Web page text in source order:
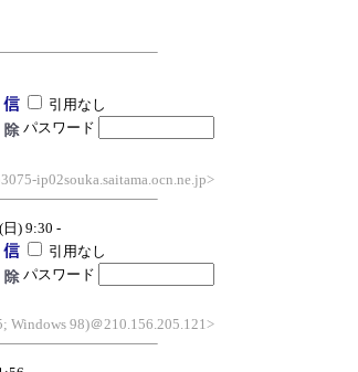
引用なし
パスワード
ip02souka.saitama.ocn.ne.jp>
) 9:30 -
引用なし
パスワード
Windows 98)＠210.156.205.121>